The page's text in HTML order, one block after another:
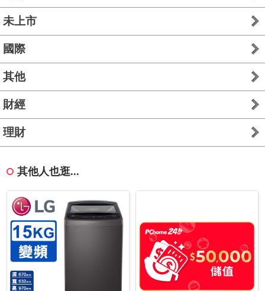
未上市
國際
其他
財經
理財
其他人也逛...